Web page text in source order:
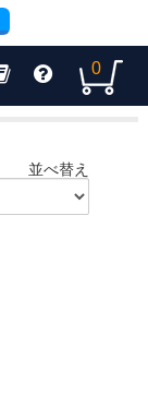
0
並べ替え